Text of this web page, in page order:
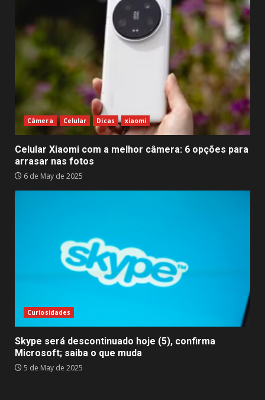
Câmera Celular Dicas xiaomi
Celular Xiaomi com a melhor câmera: 6 opções para
arrasar nas fotos
6 de May de 2025
Curiosidades
Skype será descontinuado hoje (5), confirma
Microsoft; saiba o que muda
5 de May de 2025